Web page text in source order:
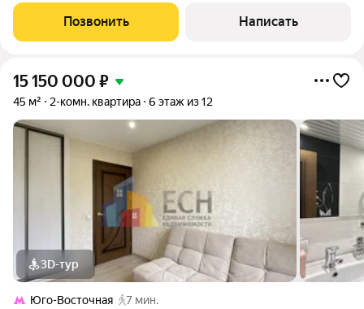
3,6 м и антресольным
Позвонить Написать
15 150 000 ₽
45 м² 2-комн. квартира 6 этаж из 12
3D-тур
Юго-Восточная
7 мин.